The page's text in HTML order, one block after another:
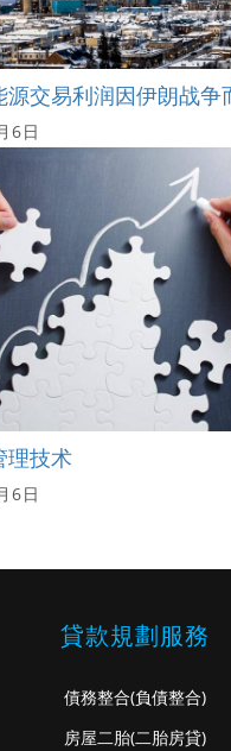
源交易利润因伊朗战争
6日
理技术
6日
貸款規劃服務
債務整合(負債整合)
房屋二胎(二胎房貸)